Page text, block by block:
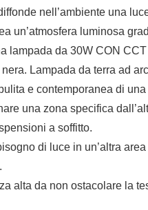
nell’ambiente una
un’atmosfera luminosa
da 30W CON
Lampada da terra ad
e contemporanea di
una zona specifica
a soffitto.
di luce in un’altra
alta da non ostacolare la